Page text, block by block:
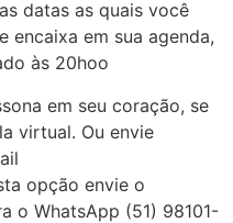
datas as quais você
encaixa em sua agenda,
às 20hoo
em seu coração, se
virtual. Ou envie
opção envie o
o WhatsApp (51) 98101-